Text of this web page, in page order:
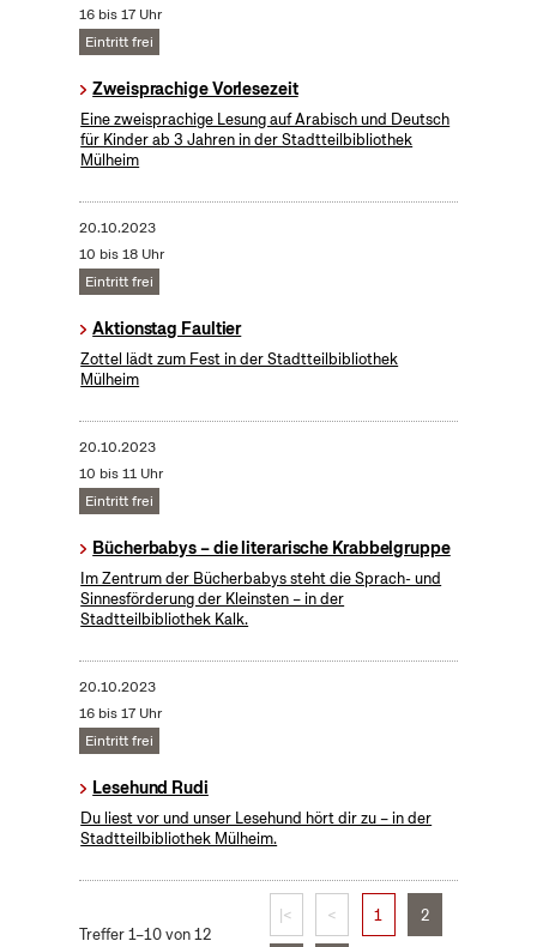
16 bis 17 Uhr
Eintritt frei
Zweisprachige Vorlesezeit
Eine zweisprachige Lesung auf Arabisch und Deutsch
für Kinder ab 3 Jahren in der Stadtteilbibliothek
Mülheim
20.10.2023
10 bis 18 Uhr
Eintritt frei
Aktionstag Faultier
Zottel lädt zum Fest in der Stadtteilbibliothek
Mülheim
20.10.2023
10 bis 11 Uhr
Eintritt frei
Bücherbabys – die literarische Krabbelgruppe
Im Zentrum der Bücherbabys steht die Sprach- und
Sinnesförderung der Kleinsten – in der
Stadtteilbibliothek Kalk.
20.10.2023
16 bis 17 Uhr
Eintritt frei
Lesehund Rudi
Du liest vor und unser Lesehund hört dir zu – in der
Stadtteilbibliothek Mülheim.
Treffer 1–10 von 12
|< < 1 2